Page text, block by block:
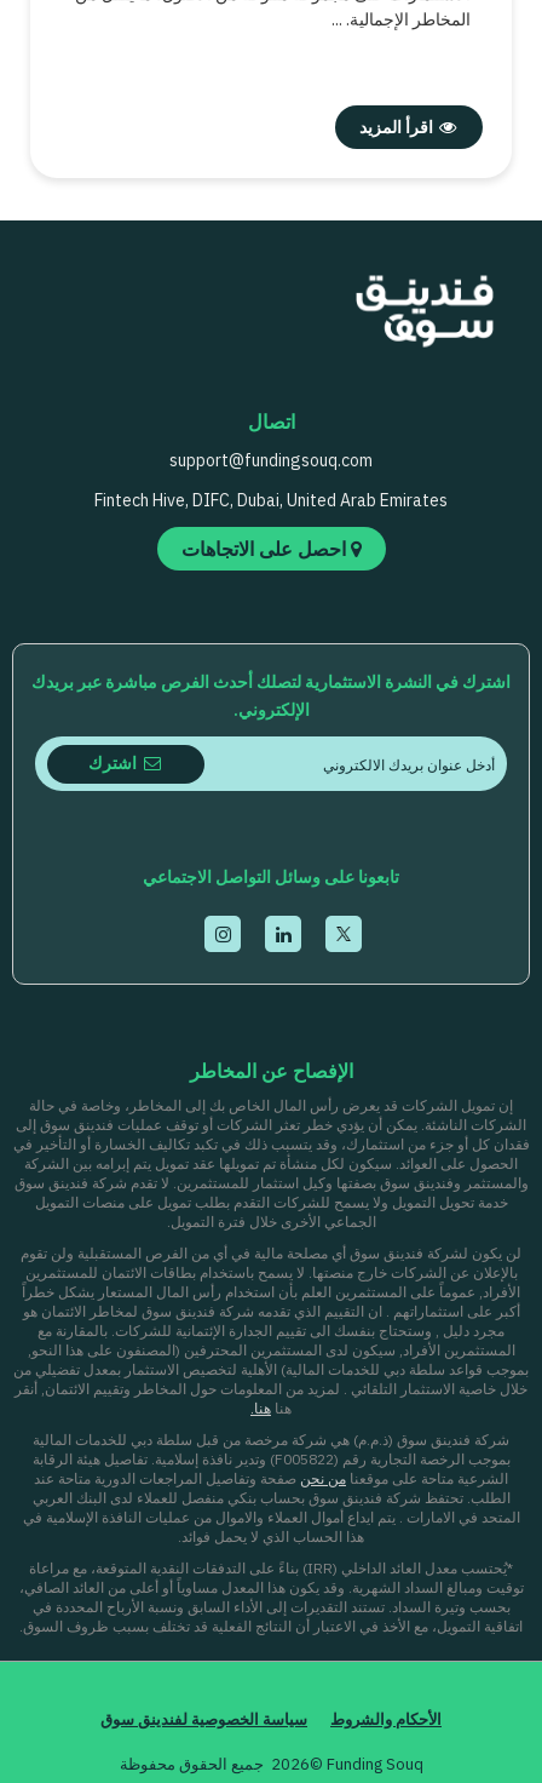
المخاطر الإجمالية. ...
اقرأ المزيد
اتصال
support@fundingsouq.com
Fintech Hive, DIFC, Dubai, United Arab Emirates
احصل على الاتجاهات
اشترك في النشرة الاستثمارية لتصلك أحدث الفرص مباشرة عبر بريدك
الإلكتروني.
اشترك
تابعونا على وسائل التواصل الاجتماعي
الإفصاح عن المخاطر
إن تمويل الشركات قد يعرض رأس المال الخاص بك إلى المخاطر، وخاصة في حالة
الشركات الناشئة. يمكن أن يؤدي خطر تعثر الشركات أو توقف عمليات فندينق سوق إلى
فقدان كل أو جزء من استثمارك، وقد يتسبب ذلك في تكبد تكاليف الخسارة أو التأخير في
الحصول على العوائد. سيكون لكل منشأة تم تمويلها عقد تمويل يتم إبرامه بين الشركة
والمستثمر وفندينق سوق بصفتها وكيل استثمار للمستثمرين. لا تقدم شركة فندينق سوق
خدمة تحويل التمويل ولا يسمح للشركات التقدم بطلب تمويل على منصات التمويل
الجماعي الأخرى خلال فترة التمويل.
لن يكون لشركة فندينق سوق أي مصلحة مالية في أي من الفرص المستقبلية ولن تقوم
بالإعلان عن الشركات خارج منصتها. لا يسمح باستخدام بطاقات الائتمان للمستثمرين
الأفراد, عموماً على المستثمرين العلم بأن استخدام رأس المال المستعار يشكل خطراً
أكبر على استثماراتهم . ان التقييم الذي تقدمه شركة فندينق سوق لمخاطر الائتمان هو
مجرد دليل , وستحتاج بنفسك الى تقييم الجدارة الإئتمانية للشركات. بالمقارنة مع
المستثمرين الأفراد, سيكون لدى المستثمرين المحترفين (المصنفون على هذا النحو,
بموجب قواعد سلطة دبي للخدمات المالية) الأهلية لتخصيص الاستثمار بمعدل تفضيلي من
خلال خاصية الاستثمار التلقائي . لمزيد من المعلومات حول المخاطر وتقييم الائتمان, أنقر
هنا هنا.
شركة فندينق سوق (ذ.م.م) هي شركة مرخصة من قبل سلطة دبي للخدمات المالية
بموجب الرخصة التجارية رقم (F005822) وتدير نافذة إسلامية. تفاصيل هيئة الرقابة
الشرعية متاحة على موقعنا من نحن صفحة وتفاصيل المراجعات الدورية متاحة عند
الطلب. تحتفظ شركة فندينق سوق بحساب بنكي منفصل للعملاء لدى البنك العربي
المتحد في الامارات . يتم ايداع أموال العملاء والاموال من عمليات النافذة الإسلامية في
هذا الحساب الذي لا يحمل فوائد.
*يُحتسب معدل العائد الداخلي (IRR) بناءً على التدفقات النقدية المتوقعة، مع مراعاة
توقيت ومبالغ السداد الشهرية. وقد يكون هذا المعدل مساوياً أو أعلى من العائد الصافي،
بحسب وتيرة السداد. تستند التقديرات إلى الأداء السابق ونسبة الأرباح المحددة في
اتفاقية التمويل، مع الأخذ في الاعتبار أن النتائج الفعلية قد تختلف بسبب ظروف السوق.
الأحكام والشروط سياسة الخصوصية لفندينق سوق
Funding Souq ©
2026 جميع الحقوق محفوظة